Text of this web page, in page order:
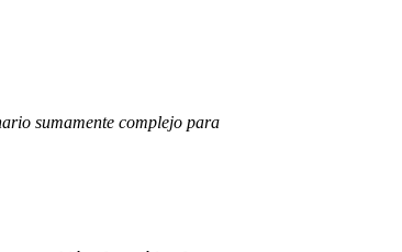
sumamente complejo para